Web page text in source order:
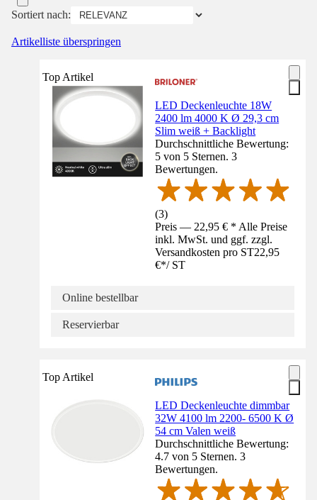
Sortiert nach:
Artikelliste überspringen
Top Artikel
LED Deckenleuchte 18W
2400 lm 4000 K Ø 29,3 cm
Slim weiß + Backlight
Durchschnittliche Bewertung:
5 von 5 Sternen. 3
Bewertungen.
(3)
Preis — 22,95 € * Alle Preise
inkl. MwSt. und ggf. zzgl.
Versandkosten pro ST22,95
€*/ ST
Online bestellbar
Reservierbar
Top Artikel
LED Deckenleuchte dimmbar
32W 4100 lm 2200- 6500 K Ø
54 cm Valen weiß
Durchschnittliche Bewertung:
4.7 von 5 Sternen. 3
Bewertungen.